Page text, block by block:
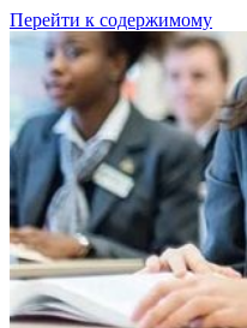
Перейти к содержимому